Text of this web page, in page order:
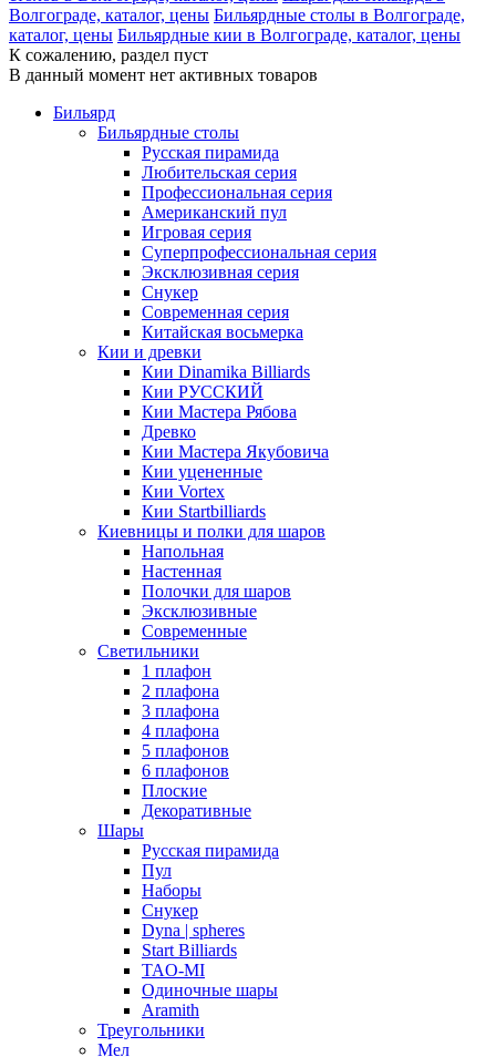
Волгограде, каталог, цены Бильярдные столы в Волгограде,
каталог, цены Бильярдные кии в Волгограде, каталог, цены
К сожалению, раздел пуст
В данный момент нет активных товаров
Бильярд
Бильярдные столы
Русская пирамида
Любительская серия
Профессиональная серия
Американский пул
Игровая серия
Суперпрофессиональная серия
Эксклюзивная серия
Снукер
Современная серия
Китайская восьмерка
Кии и древки
Кии Dinamika Billiards
Кии РУССКИЙ
Кии Мастера Рябова
Древко
Кии Мастера Якубовича
Кии уцененные
Кии Vortex
Кии Startbilliards
Киевницы и полки для шаров
Напольная
Настенная
Полочки для шаров
Эксклюзивные
Современные
Светильники
1 плафон
2 плафона
3 плафона
4 плафона
5 плафонов
6 плафонов
Плоские
Декоративные
Шары
Русская пирамида
Пул
Наборы
Снукер
Dyna | spheres
Start Billiards
TAO-MI
Одиночные шары
Aramith
Треугольники
Мел